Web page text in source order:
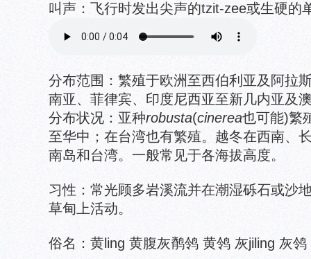
叫声：飞行时发出尖声的tzit-zee或生硬的
分布范围：繁殖于欧洲至西伯利亚及阿拉
南亚、菲律宾、印度尼西亚至新几内亚及
分布状况：亚种robusta(cinerea也可能)繁
至华中；在台湾也有繁殖。越冬在西南、
南岛和台湾。一般常见于各海拔高度。
习性：常光顾多岩溪流并在潮湿砾石或沙
草甸上活动。
俗名：黄ling 黄腹灰鹡鸰 黄鸰 灰jiling 灰